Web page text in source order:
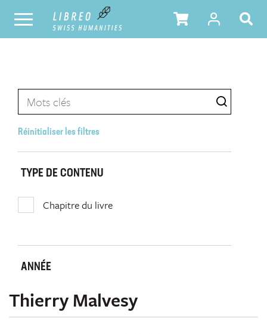
Réinitialiser les filtres
TYPE DE CONTENU
Chapitre du livre
ANNÉE
Thierry Malvesy